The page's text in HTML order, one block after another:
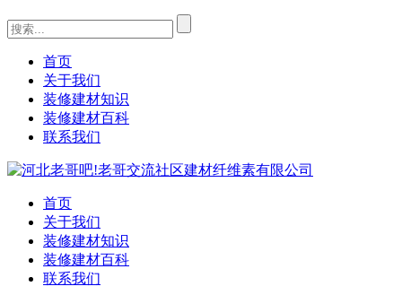
首页
关于我们
装修建材知识
装修建材百科
联系我们
首页
关于我们
装修建材知识
装修建材百科
联系我们